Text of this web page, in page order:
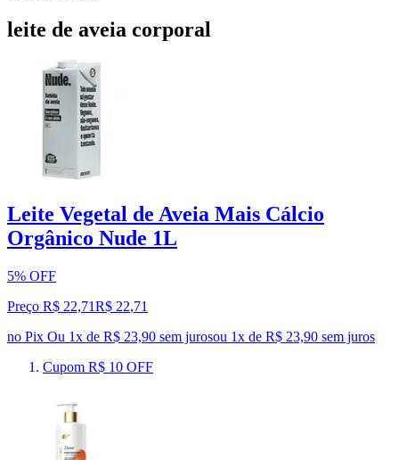
leite de aveia corporal
Leite Vegetal de Aveia Mais Cálcio
Orgânico Nude 1L
5% OFF
Preço R$ 22,71R$ 22,71
no Pix Ou 1x de R$ 23,90 sem jurosou 1x de R$ 23,90 sem juros
Cupom R$ 10 OFF